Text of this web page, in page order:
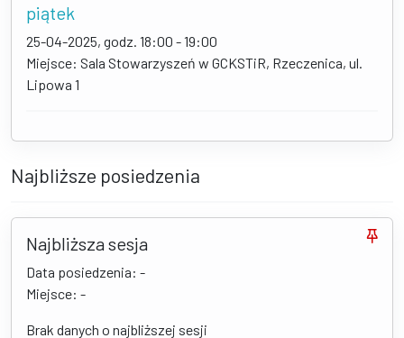
piątek
25-04-2025, godz. 18:00 - 19:00
Miejsce: Sala Stowarzyszeń w GCKSTiR, Rzeczenica, ul.
Lipowa 1
Najbliższe posiedzenia
Najbliższa sesja
Data posiedzenia: -
Miejsce: -
Brak danych o najbliższej sesji